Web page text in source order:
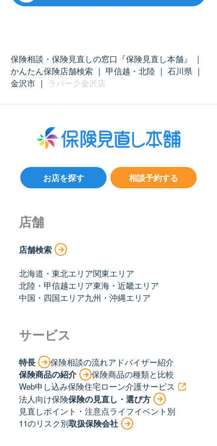
保険相談・保険見直しの窓口『保険見直し本舗』
|
かんたん保険店舗検索 | 甲信越・北陸 | 石川県 |
金沢市 | ラパーク金沢店
相談予約する
お店を探す
店舗
店舗検索
北海道・東北エリア関東エリア
北陸・甲信越エリア東海・近畿エリア
中国・四国エリア九州・沖縄エリア
サービス
特長 保険相談の流れアドバイザー紹介
保険商品の紹介
保険商品の種類と比較
Web申し込み保険住宅ローン介護サービス
法人向け保険保険の見直し・選び方
見直しポイント・注意点ライフイベント別
11のリスク別取扱保険会社